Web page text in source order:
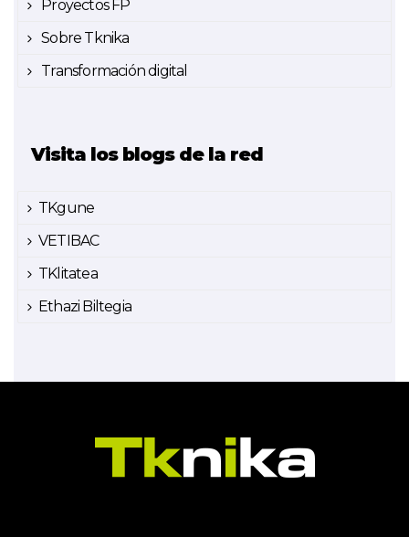
Proyectos FP
Sobre Tknika
Transformación digital
Visita los blogs de la red
TKgune
VETIBAC
TKlitatea
Ethazi Biltegia